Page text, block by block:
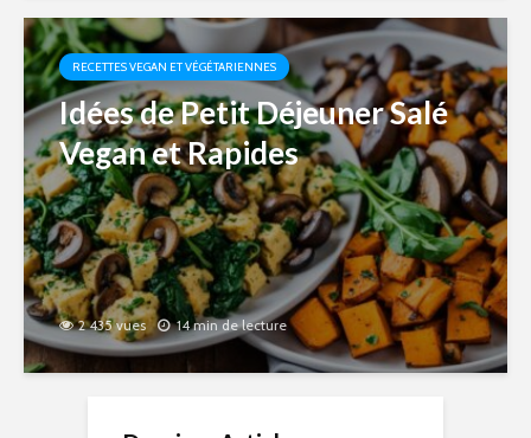
RECETTES VEGAN ET VÉGÉTARIENNES
Idées de Petit Déjeuner Salé
Vegan et Rapides
2 435 vues 14 min de lecture